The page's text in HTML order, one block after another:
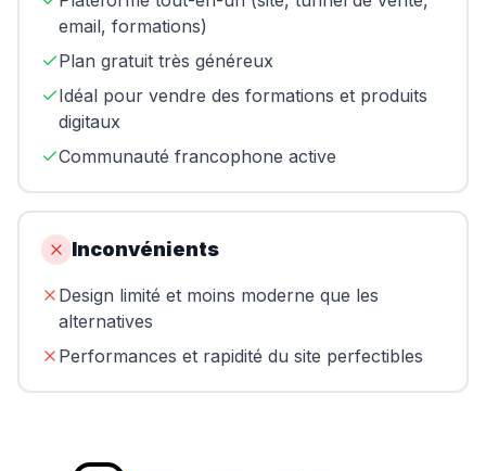
email, formations)
Plan gratuit très généreux
Idéal pour vendre des formations et produits
digitaux
Communauté francophone active
Inconvénients
Design limité et moins moderne que les
alternatives
Performances et rapidité du site perfectibles